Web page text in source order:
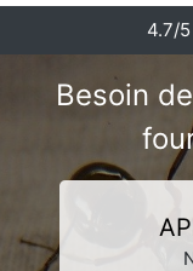
4.7/5
Besoin